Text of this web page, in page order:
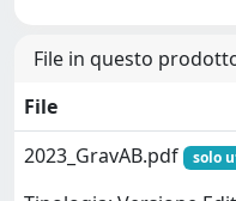
File in questo
File
2023_GravAB.pdf
solo